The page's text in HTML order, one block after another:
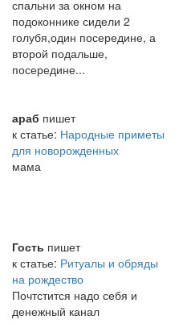
спальни за окном на
подоконнике сидели 2
голубя,один посередине, а
второй подальше,
посередине...
араб пишет
к статье: Народные приметы
для новорожденных
мама
Гость пишет
к статье: Ритуалы и обряды
на рождество
Почтстится надо себя и
денежный канал